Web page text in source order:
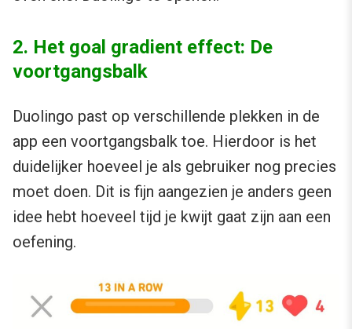
2. Het goal gradient effect: De
voortgangsbalk
Duolingo past op verschillende plekken in de
app een voortgangsbalk toe. Hierdoor is het
duidelijker hoeveel je als gebruiker nog precies
moet doen. Dit is fijn aangezien je anders geen
idee hebt hoeveel tijd je kwijt gaat zijn aan een
oefening.